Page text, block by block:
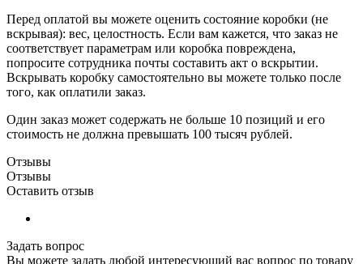
Перед оплатой вы можете оценить состояние коробки (не
вскрывая): вес, целостность. Если вам кажется, что заказ не
соответствует параметрам или коробка повреждена,
попросите сотрудника почты составить акт о вскрытии.
Вскрывать коробку самостоятельно вы можете только после
того, как оплатили заказ.
Один заказ может содержать не больше 10 позиций и его
стоимость не должна превышать 100 тысяч рублей.
Отзывы
Отзывы
Оставить отзыв
Задать вопрос
Вы можете задать любой интересующий вас вопрос по товару